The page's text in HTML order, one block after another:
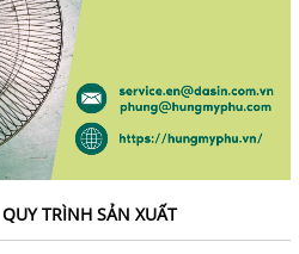
QUY TRÌNH SẢN XUẤT